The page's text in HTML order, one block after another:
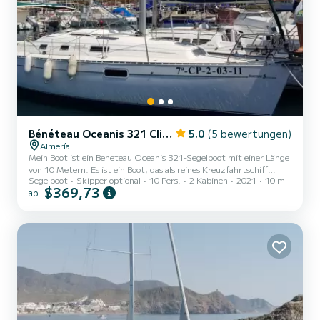
Bénéteau Oceanis 321 Clipper 5.0 (5 bewertungen)
Almería
Mein Boot ist ein Beneteau Oceanis 321-Segelboot mit einer Länge
von 10 Metern. Es ist ein Boot, das als reines Kreuzfahrtschiff
konzipiert ist, sehr stabil und edel für komfortables und sicheres
Segeln. Es funktioniert unter fast allen Bedingungen gut, zeigt
ermöglicht, bei Windstille eine Reisegeschwindigkeit von etwa 6
Knoten aufrechtzuerhalten, indem es an der Schot zieht, sod...
Segelboot Skipper optional 10 Pers. 2 Kabinen 2021 10 m
ab $369,73